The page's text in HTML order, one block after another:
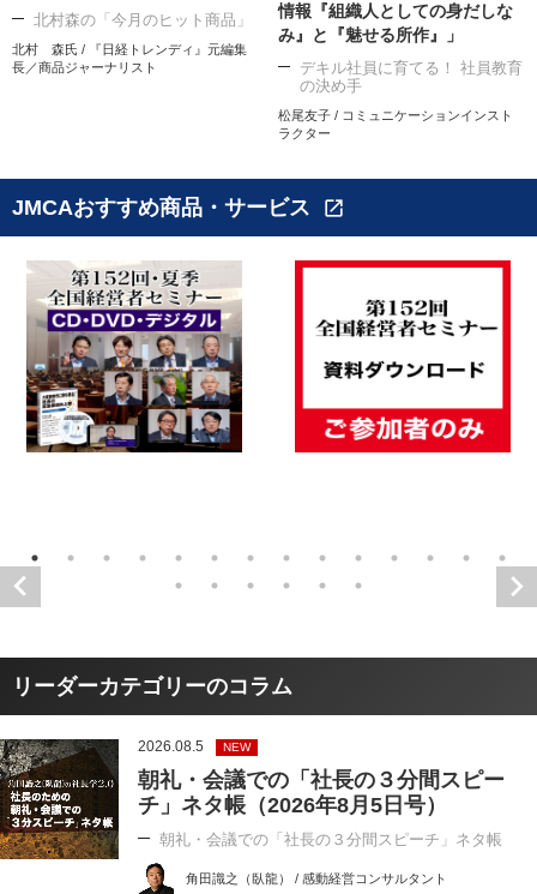
北村森の「今月のヒット商品」
北村 森氏 / 『日経トレンディ』元編集
長／商品ジャーナリスト
情報『組織人としての身だしな
み』と『魅せる所作』」
デキル社員に育てる！ 社員教育
の決め手
松尾友子 / コミュニケーションインスト
ラクター
JMCAおすすめ商品・サービス open_in_new
リーダーカテゴリーのコラム
2026.08.5 NEW
朝礼・会議での「社長の３分間スピー
チ」ネタ帳（2026年8月5日号）
朝礼・会議での「社長の３分間スピーチ」ネタ帳
角田識之（臥龍） / 感動経営コンサルタント